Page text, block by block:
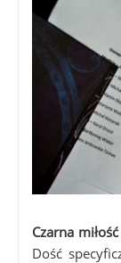
Czarna
Dość